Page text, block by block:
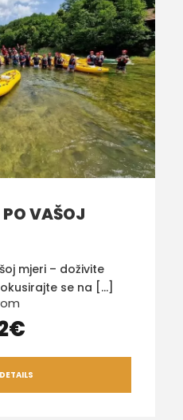
VAŠOJ
mjeri – doživite
se na […]